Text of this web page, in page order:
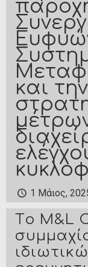
και
1 Μάιος,
Tο M&L